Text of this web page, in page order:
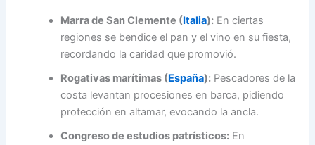
Marra de San Clemente (Italia): En ciertas
regiones se bendice el pan y el vino en su fiesta,
recordando la caridad que promovió.
Rogativas marítimas (España): Pescadores de la
costa levantan procesiones en barca, pidiendo
protección en altamar, evocando la ancla.
Congreso de estudios patrísticos: En